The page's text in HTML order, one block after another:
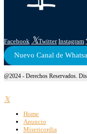
Facebook Twitter Instagram
Nuevo Canal de
@2024 - Derechos Reservados.
Home
Anuncio
Misericordia